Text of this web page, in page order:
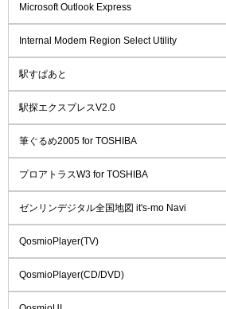
Microsoft Outlook Express
Internal Modem Region Select Utility
駅すぱあと
駅探エクスプレスV2.0
筆ぐるめ2005 for TOSHIBA
プロアトラスW3 for TOSHIBA
ゼンリンデジタル全国地図 it's-mo Navi
QosmioPlayer(TV)
QosmioPlayer(CD/DVD)